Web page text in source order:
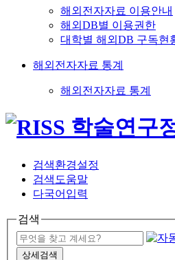
해외전자자료 이용안내
해외DB별 이용권한
대학별 해외DB 구독현
해외전자자료 통계
해외전자자료 통계
검색환경설정
검색도움말
다국어입력
검색
상세검색